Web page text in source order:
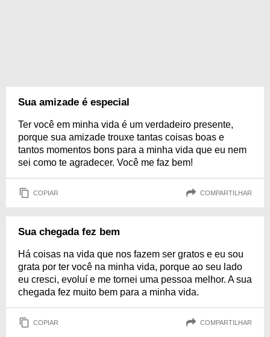
Sua amizade é especial
Ter você em minha vida é um verdadeiro presente,
porque sua amizade trouxe tantas coisas boas e
tantos momentos bons para a minha vida que eu nem
sei como te agradecer. Você me faz bem!
COPIAR COMPARTILHAR
Sua chegada fez bem
Há coisas na vida que nos fazem ser gratos e eu sou
grata por ter você na minha vida, porque ao seu lado
eu cresci, evoluí e me tornei uma pessoa melhor. A sua
chegada fez muito bem para a minha vida.
COPIAR COMPARTILHAR